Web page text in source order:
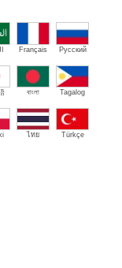
Français Русский
বাংলা Tagalog
ไทย Türkçe